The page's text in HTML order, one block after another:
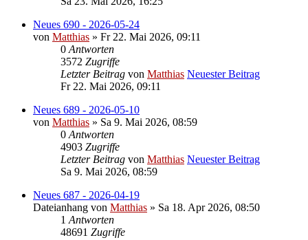
Neues 690 - 2026-05-24
von Matthias » Fr 22. Mai 2026, 09:11
0 Antworten
3572 Zugriffe
Letzter Beitrag von Matthias Neuester Beitrag
Fr 22. Mai 2026, 09:11
Neues 689 - 2026-05-10
von Matthias » Sa 9. Mai 2026, 08:59
0 Antworten
4903 Zugriffe
Letzter Beitrag von Matthias Neuester Beitrag
Sa 9. Mai 2026, 08:59
Neues 687 - 2026-04-19
Dateianhang von Matthias » Sa 18. Apr 2026, 08:50
1 Antworten
48691 Zugriffe